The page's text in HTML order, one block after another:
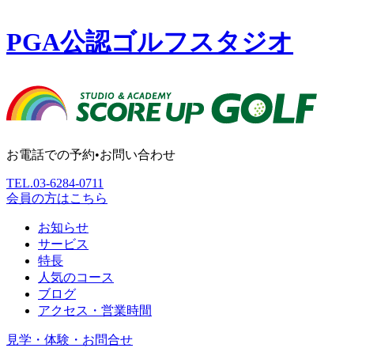
PGA公認ゴルフスタジオ
お電話での予約•お問い合わせ
TEL.03-6284-0711
会員の方はこちら
お知らせ
サービス
特長
人気のコース
ブログ
アクセス・営業時間
見学・体験・お問合せ